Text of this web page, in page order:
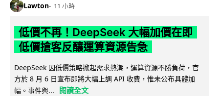
Lawton 11 小時
低價不再！DeepSeek 大幅加價在即
低價搶客反釀運算資源告急
DeepSeek 因低價策略掀起需求熱潮，運算資源不勝負荷，官
方於 8 月 6 日宣布即將大幅上調 API 收費，惟未公布具體加
幅。事件與...
閱讀全文